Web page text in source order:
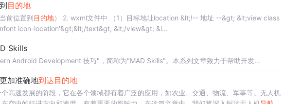
目的地
前位置到目的地） 2. wxml文件中 （1）目标地址location &lt;!-- 地址 --&gt; &lt;view class
='loc'&gt; &lt;view&gt; &lt;text class='iconfont icon-location'&gt;&lt;/text&gt; &lt;/view&gt; &l...
Skills
Android Development 技巧"，简称为"MAD Skills"。本系列文章致力于帮助开发...
加准确地到达目的地